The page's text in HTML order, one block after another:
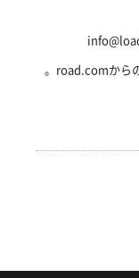
(※2)
road.comから